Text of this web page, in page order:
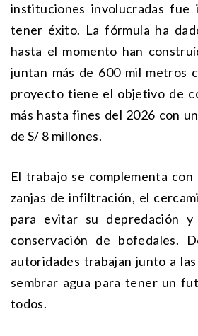
instituciones involucradas fue
tener éxito. La fórmula ha
hasta el momento han
juntan más de 600 mil metros
proyecto tiene el objetivo de
más hasta fines del 2026 con
de S/ 8 millones.
El trabajo se complementa
zanjas de infiltración, el
para evitar su depredación
conservación de bofedales.
autoridades trabajan junto a
sembrar agua para tener un
todos.